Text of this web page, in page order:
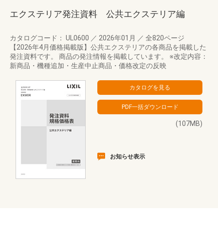
エクステリア発注資料 公共エクステリア編
カタログコード： UL0600 ／ 2026年01月 ／ 全820ページ
【2026年4月価格掲載版】公共エクステリアの各商品を掲載した
発注資料です。 商品の発注情報を掲載しています。 ※改定内容：
新商品・機種追加・生産中止商品・価格改定の反映
(107MB)
お知らせ表示